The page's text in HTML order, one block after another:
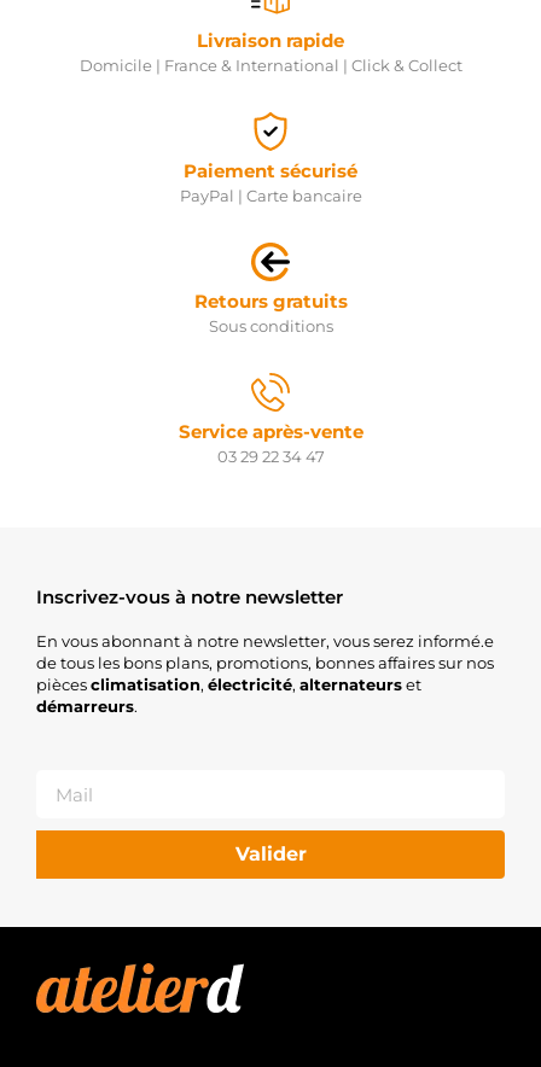
Livraison rapide
Domicile | France & International | Click & Collect
Paiement sécurisé
PayPal | Carte bancaire
Retours gratuits
Sous conditions
Service après-vente
03 29 22 34 47
Inscrivez-vous à notre newsletter
En vous abonnant à notre newsletter, vous serez informé.e
de tous les bons plans, promotions, bonnes affaires sur nos
piècesclimatisation, électricité, alternateurset
démarreurs.
Valider